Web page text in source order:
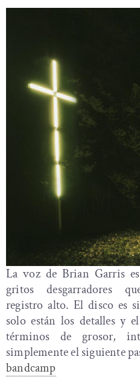
La voz de Brian Garris
gritos desgarradores
registro alto. El disco es
solo están los detalles y
términos de grosor,
simplemente el siguiente
bandcamp